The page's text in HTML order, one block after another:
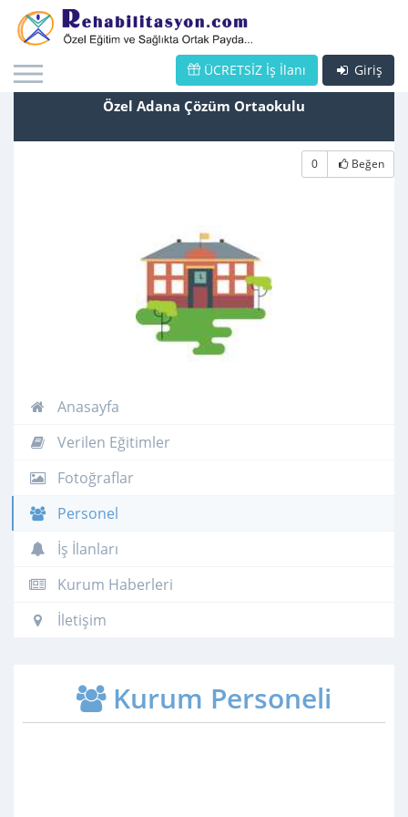
Giriş
ÜCRETSİZ İş İlanı
Özel Adana Çözüm Ortaokulu
0 Beğen
Anasayfa
Verilen Eğitimler
Fotoğraflar
Personel
İş İlanları
Kurum Haberleri
İletişim
Kurum Personeli